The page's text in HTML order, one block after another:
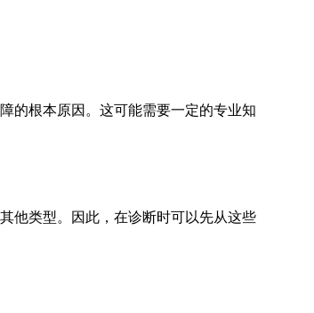
的根本原因。这可能需要一定的专业知
他类型。因此，在诊断时可以先从这些